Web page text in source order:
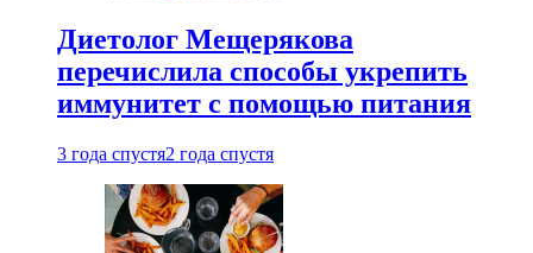
Диетолог Мещерякова
перечислила способы укрепить
иммунитет с помощью питания
3 года спустя2 года спустя